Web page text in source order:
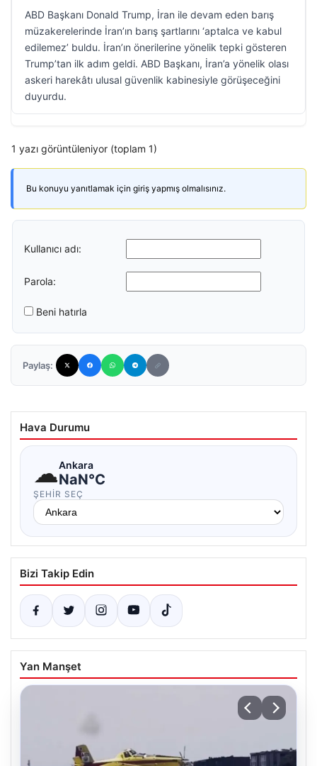
ABD Başkanı Donald Trump, İran ile devam eden barış
müzakerelerinde İran’ın barış şartlarını ‘aptalca ve kabul
edilemez’ buldu. İran’ın önerilerine yönelik tepki gösteren
Trump’tan ilk adım geldi. ABD Başkanı, İran’a yönelik olası
askeri harekâtı ulusal güvenlik kabinesiyle görüşeceğini
duyurdu.
1 yazı görüntüleniyor (toplam 1)
Bu konuyu yanıtlamak için giriş yapmış olmalısınız.
Kullanıcı adı:
Parola:
Beni hatırla
Paylaş:
Hava Durumu
☁Ankara
NaN°C
ŞEHIR SEÇ
Bizi Takip Edin
Yan Manşet